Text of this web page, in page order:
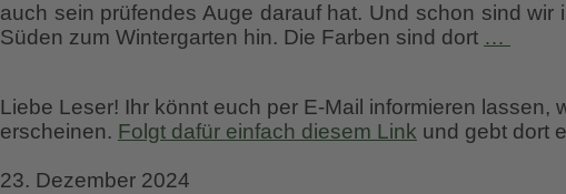
auch sein prüfendes Auge darauf hat. Und schon sind wir
Süden zum Wintergarten hin. Die Farben sind dort …
Liebe Leser! Ihr könnt euch per E-Mail informieren lassen,
erscheinen. Folgt dafür einfach diesem Link und gebt dort
23. Dezember 2024